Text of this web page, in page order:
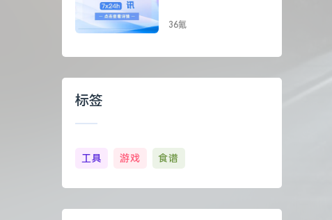
36氪
标签
工具 游戏 食谱